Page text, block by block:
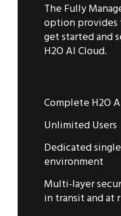
The Fully
option provides
get started and
H2O AI Cloud.
Complete H2O
Unlimited Users
Dedicated
environment
Multi-layer
in transit and at